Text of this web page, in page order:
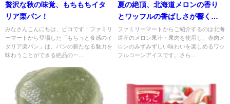
贅沢な秋の味覚、もちもちイタ
リア栗パン！
みなさんこんにちは、ピコです！ファミリ
ーマートから登場した「もちっと食感のイ
タリア栗パン」は、パンの新たなる魅力を
味わうことができる絶品の一...
夏の絶頂、北海道メロンの香り
とワッフルの香ばしさが響く！
ロッテワッフルコーン北海道メ
ロン
ファミリーマートからご紹介するのは北海
道産のメロン果汁・果肉を使用し、赤肉メ
ロンのみずみずしい味わいを楽しめるワッ
フルコーンアイスです。さら...